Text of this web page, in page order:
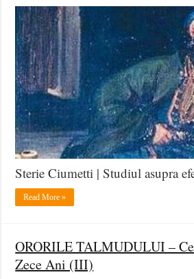
Sterie Ciumetti | Studiul asupra
Read More »
ORORILE TALMUDULUI –
Zece Ani (III)